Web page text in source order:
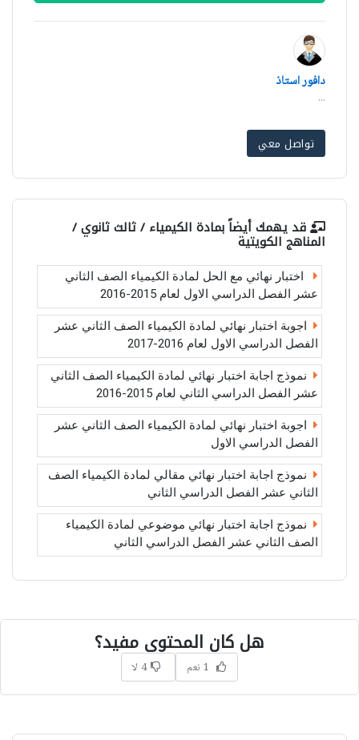
دافور استاذ
...
تواصل معي
قد يهمك أيضاً بمادة الكيمياء / ثالث ثانوي /
المناهج الكويتية
اختبار نهائي مع الحل لمادة الكيمياء الصف الثاني
عشر الفصل الدراسي الاول لعام 2015-2016
اجوبة اختبار نهائي لمادة الكيمياء الصف الثاني عشر
الفصل الدراسي الاول لعام 2016-2017
نموذج اجابة اختبار نهائي لمادة الكيمياء الصف الثاني
عشر الفصل الدراسي الثاني لعام 2015-2016
اجوبة اختبار نهائي لمادة الكيمياء الصف الثاني عشر
الفصل الدراسي الاول
نموذج اجابة اختبار نهائي مقالي لمادة الكيمياء الصف
الثاني عشر الفصل الدراسي الثاني
نموذج اجابة اختبار نهائي موضوعي لمادة الكيمياء
الصف الثاني عشر الفصل الدراسي الثاني
هل كان المحتوى مفيد؟
1 نعم 4 لا